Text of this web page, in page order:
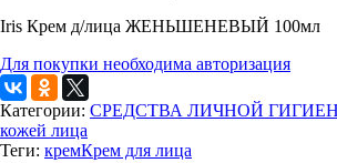
Iris Крем д/лица ЖЕНЬШЕНЕВЫЙ 100мл
Для покупки необходима авторизация
Категории: СРЕДСТВА ЛИЧНОЙ
кожей лица
Теги: кремКрем для лица